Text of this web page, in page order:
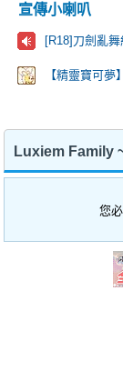
宣傳小喇叭
[R18]刀劍亂舞
【精靈寶可
Luxiem Family
您